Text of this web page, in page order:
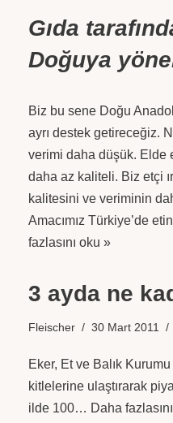
Gıda
Doğuya
Biz bu sene Doğu
ayrı destek getireceğiz.
verimi daha düşük. Elde
daha az kaliteli. Biz etçi
kalitesini ve veriminin
Amacımız Türkiye’de
fazlasını oku »
3 ayda ne
Fleischer 30 Mart 2011
Eker, Et ve Balık
kitlelerine ulaştırarak
ilde 100… Daha